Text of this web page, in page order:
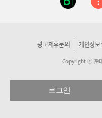
광고제휴문의 개인정
Copyright ⓒ ㈜
로그인